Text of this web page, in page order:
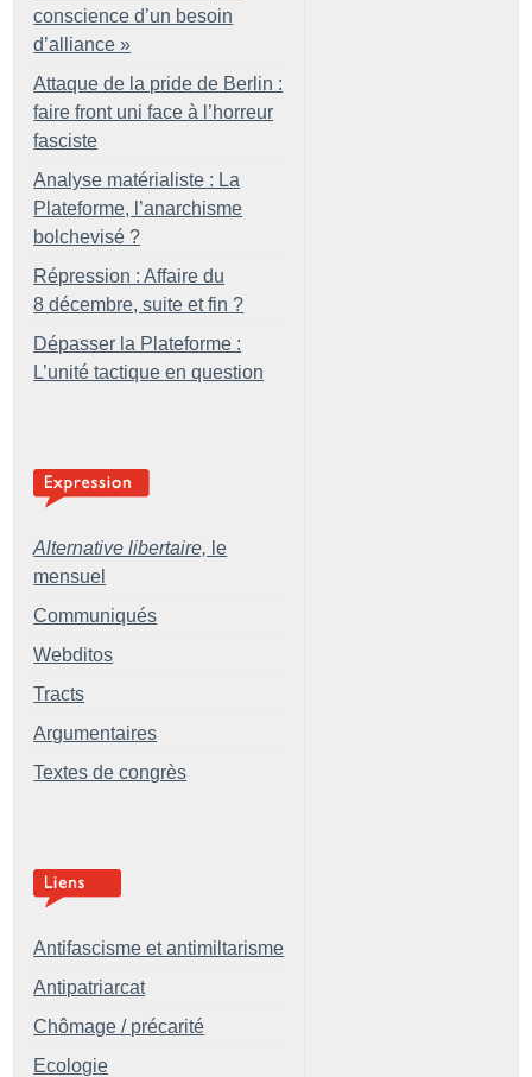
conscience d’un besoin
d’alliance »
Attaque de la pride de Berlin :
faire front uni face à l’horreur
fasciste
Analyse matérialiste : La
Plateforme, l’anarchisme
bolchevisé ?
Répression : Affaire du
8 décembre, suite et fin ?
Dépasser la Plateforme :
L’unité tactique en question
Alternative libertaire, le
mensuel
Communiqués
Webditos
Tracts
Argumentaires
Textes de congrès
Antifascisme et antimiltarisme
Antipatriarcat
Chômage / précarité
Ecologie